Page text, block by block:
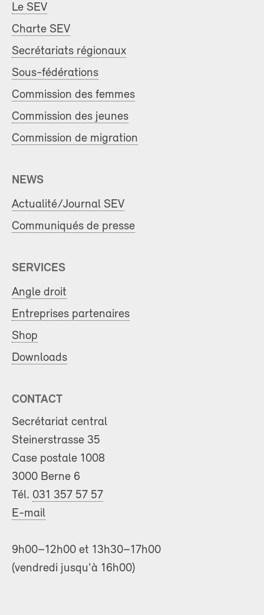
Le SEV
Charte SEV
Secrétariats régionaux
Sous-fédérations
Commission des femmes
Commission des jeunes
Commission de migration
NEWS
Actualité/Journal SEV
Communiqués de presse
SERVICES
Angle droit
Entreprises partenaires
Shop
Downloads
CONTACT
Secrétariat central
Steinerstrasse 35
Case postale 1008
3000 Berne 6
Tél. 031 357 57 57
E-mail
9h00–12h00 et 13h30–17h00
(vendredi jusqu'à 16h00)